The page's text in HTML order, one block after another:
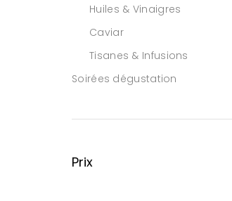
Huiles & Vinaigres
Caviar
Tisanes & Infusions
Soirées dégustation
Prix